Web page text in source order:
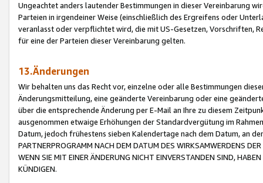
Ungeachtet anders lautender Bestimmungen in dieser Vereinbarung
Parteien in irgendeiner Weise (einschließlich des Ergreifens oder
veranlasst oder verpflichtet wird, die mit US-Gesetzen, Vorschriften,
für eine der Parteien dieser Vereinbarung gelten.
13.Änderungen
Wir behalten uns das Recht vor, einzelne oder alle Bestimmungen
Änderungsmitteilung, eine geänderte Vereinbarung oder eine
über die entsprechende Änderung per E-Mail an Ihre zu diesem
ausgenommen etwaige Erhöhungen der Standardvergütung im
Datum, jedoch frühestens sieben Kalendertage nach dem Datum, an
PARTNERPROGRAMM NACH DEM DATUM DES WIRKSAMWERDENS
WENN SIE MIT EINER ÄNDERUNG NICHT EINVERSTANDEN SIND,
KÜNDIGEN.